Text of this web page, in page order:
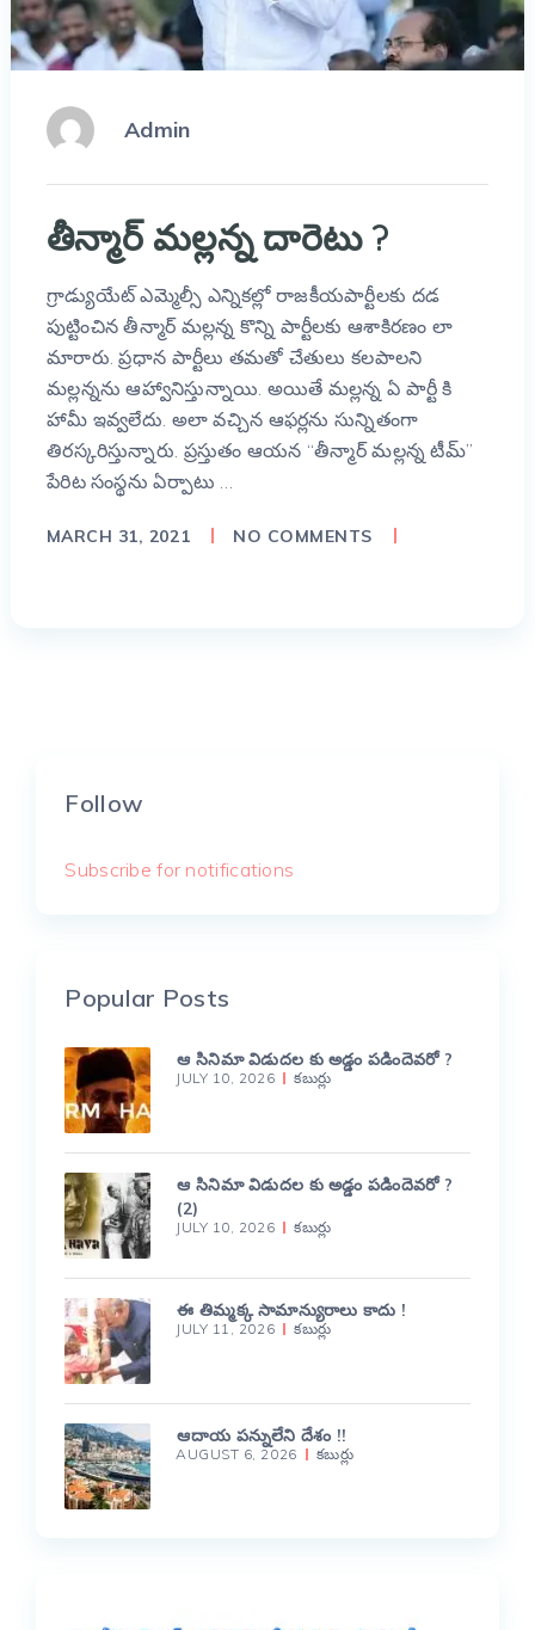
Admin
తీన్మార్ మల్లన్న దారెటు ?
గ్రాడ్యుయేట్ ఎమ్మెల్సీ ఎన్నికల్లో రాజకీయపార్టీలకు దడ
పుట్టించిన తీన్మార్ మల్లన్న కొన్ని పార్టీలకు ఆశాకిరణం లా
మారారు. ప్రధాన పార్టీలు తమతో చేతులు కలపాలని
మల్లన్నను ఆహ్వానిస్తున్నాయి. అయితే మల్లన్న ఏ పార్టీ కి
హామీ ఇవ్వలేదు. అలా వచ్చిన ఆఫర్లను సున్నితంగా
తిరస్కరిస్తున్నారు. ప్రస్తుతం ఆయన “తీన్మార్ మల్లన్న టీమ్”
పేరిట సంస్థను ఏర్పాటు …
MARCH 31, 2021 NO COMMENTS
Follow
Subscribe for notifications
Popular Posts
ఆ సినిమా విడుదల కు అడ్డం పడిందెవరో ?
JULY 10, 2026 కబుర్లు
ఆ సినిమా విడుదల కు అడ్డం పడిందెవరో ?
(2)
JULY 10, 2026 కబుర్లు
ఈ తిమ్మక్క సామాన్యురాలు కాదు !
JULY 11, 2026 కబుర్లు
ఆదాయ పన్నులేని దేశం !!
AUGUST 6, 2026 కబుర్లు